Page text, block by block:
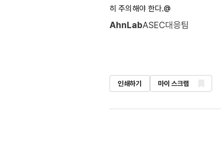
히 주의해야 한다.@
AhnLabASEC대응팀
인쇄하기 마이 스크랩